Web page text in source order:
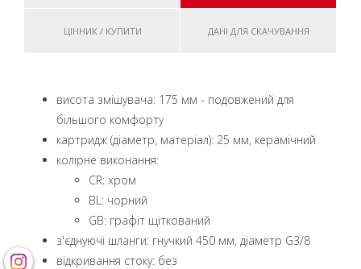
ЦІННИК / КУПИТИ ДАНІ ДЛЯ СКАЧУВАННЯ
висота змішувача: 175 мм - подовжений для
більшого комфорту
картридж (діаметр, матеріал): 25 мм, керамічний
колірне виконання:
CR: хром
BL: чорний
GB: графіт щіткований
з'єднуючі шланги: гнучкий 450 мм, діаметр G3/8
відкривання стоку: без